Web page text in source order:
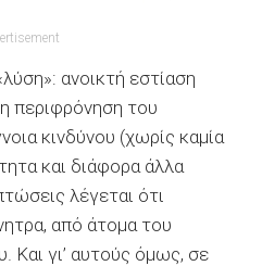
ανοικτή εστίαση
περιφρόνηση του
κινδύνου (χωρίς καμία
και διάφορα άλλα
λέγεται ότι
από άτομα του
Και γι’ αυτούς όμως, σε